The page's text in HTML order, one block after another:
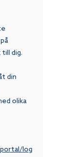
dig.
din
olika
log